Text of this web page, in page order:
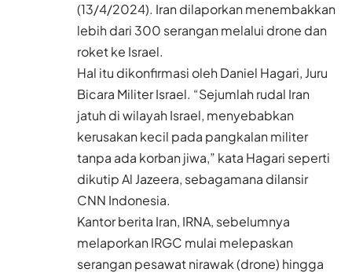
(13/4/2024). Iran dilaporkan menembakkan
lebih dari 300 serangan melalui drone dan
roket ke Israel.
Hal itu dikonfirmasi oleh Daniel Hagari, Juru
Bicara Militer Israel. “Sejumlah rudal Iran
jatuh di wilayah Israel, menyebabkan
kerusakan kecil pada pangkalan militer
tanpa ada korban jiwa,” kata Hagari seperti
dikutip Al Jazeera, sebagamana dilansir
CNN Indonesia.
Kantor berita Iran, IRNA, sebelumnya
melaporkan IRGC mulai melepaskan
serangan pesawat nirawak (drone) hingga